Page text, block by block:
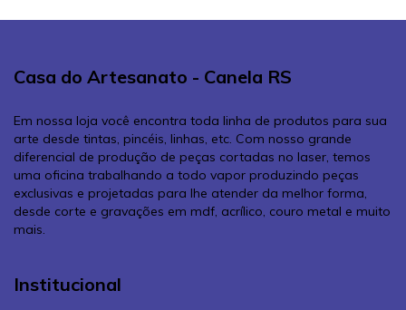
Casa do Artesanato - Canela RS
Em nossa loja você encontra toda linha de produtos para sua
arte desde tintas, pincéis, linhas, etc. Com nosso grande
diferencial de produção de peças cortadas no laser, temos
uma oficina trabalhando a todo vapor produzindo peças
exclusivas e projetadas para lhe atender da melhor forma,
desde corte e gravações em mdf, acrílico, couro metal e muito
mais.
Institucional